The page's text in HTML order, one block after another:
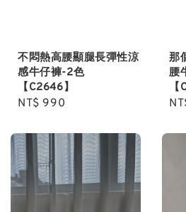
不悶熱高腰顯腿長彈性涼
感牛仔褲-2色
【C2646】
Regular
NT$ 990
那
腰